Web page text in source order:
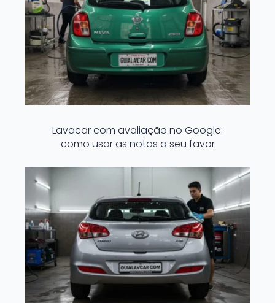
Lavacar com avaliação no Google:
como usar as notas a seu favor